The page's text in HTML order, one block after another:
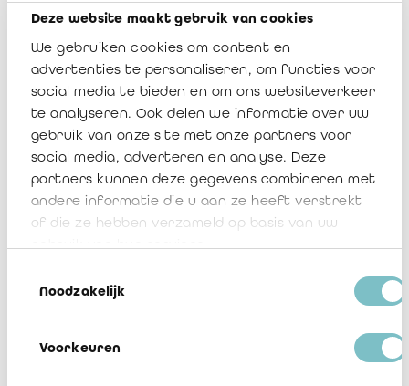
Deze website maakt gebruik van cookies
We gebruiken cookies om content en
advertenties te personaliseren, om functies voor
social media te bieden en om ons websiteverkeer
te analyseren. Ook delen we informatie over uw
gebruik van onze site met onze partners voor
social media, adverteren en analyse. Deze
partners kunnen deze gegevens combineren met
andere informatie die u aan ze heeft verstrekt
of die ze hebben verzameld op basis van uw
Noodzakelijk
Voorkeuren
beroepsgroep bepalen.
“Deze nieuwe opdracht bevestigt het
maatschappelijk belang van onze
beroepsgroep.We zullen onze leden
voorzien van tools, opleidingen en een
duidelijk methodologisch kader om de
coherentie, kwaliteit en rechtszekerheid van
deze waarderingen te garanderen . We zijn
klaar om deze verantwoordelijkheid waar te
met overheid en administratie,”